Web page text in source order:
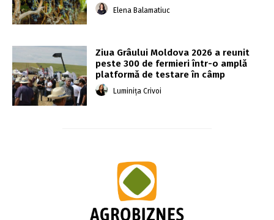
Elena Balamatiuc
Ziua Grâului Moldova 2026 a reunit
peste 300 de fermieri într-o amplă
platformă de testare în câmp
Luminița Crivoi